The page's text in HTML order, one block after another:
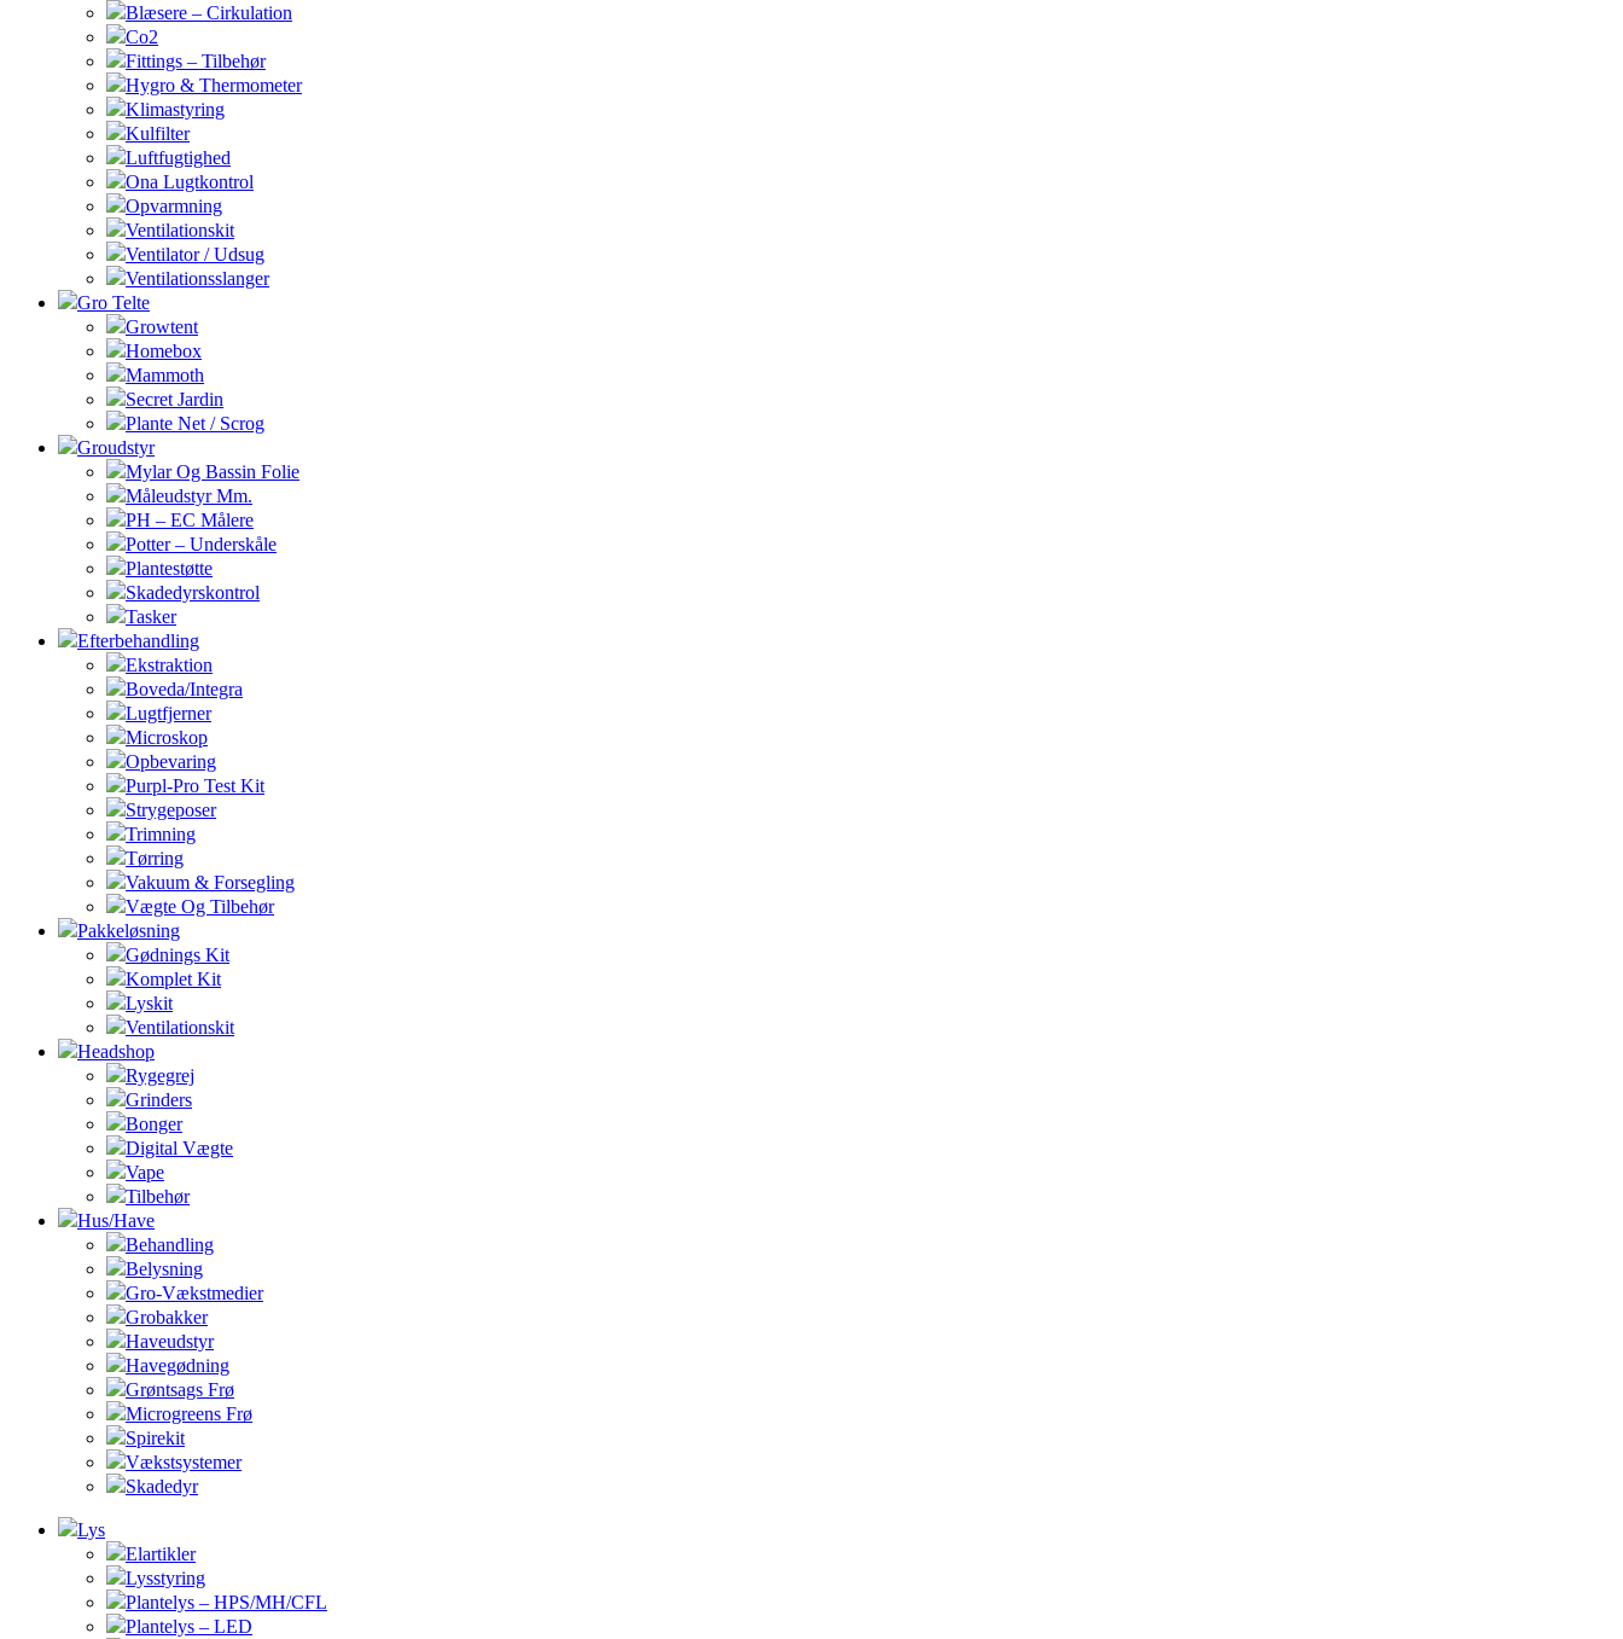
Blæsere – Cirkulation
Co2
Fittings – Tilbehør
Hygro & Thermometer
Klimastyring
Kulfilter
Luftfugtighed
Ona Lugtkontrol
Opvarmning
Ventilationskit
Ventilator / Udsug
Ventilationsslanger
Gro Telte
Growtent
Homebox
Mammoth
Secret Jardin
Plante Net / Scrog
Groudstyr
Mylar Og Bassin Folie
Måleudstyr Mm.
PH – EC Målere
Potter – Underskåle
Plantestøtte
Skadedyrskontrol
Tasker
Efterbehandling
Ekstraktion
Boveda/Integra
Lugtfjerner
Microskop
Opbevaring
Purpl-Pro Test Kit
Strygeposer
Trimning
Tørring
Vakuum & Forsegling
Vægte Og Tilbehør
Pakkeløsning
Gødnings Kit
Komplet Kit
Lyskit
Ventilationskit
Headshop
Rygegrej
Grinders
Bonger
Digital Vægte
Vape
Tilbehør
Hus/Have
Behandling
Belysning
Gro-Vækstmedier
Grobakker
Haveudstyr
Havegødning
Grøntsags Frø
Microgreens Frø
Spirekit
Vækstsystemer
Skadedyr
Lys
Elartikler
Lysstyring
Plantelys – HPS/MH/CFL
Plantelys – LED